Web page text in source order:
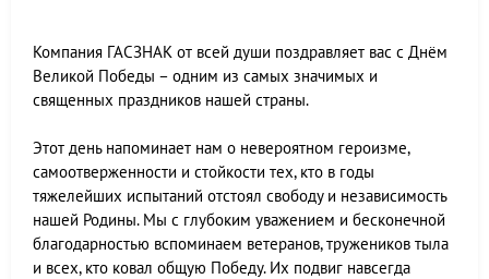
Компания ГАСЗНАК от всей души поздравляет вас с Днём
Великой Победы – одним из самых значимых и
священных праздников нашей страны.
Этот день напоминает нам о невероятном героизме,
самоотверженности и стойкости тех, кто в годы
тяжелейших испытаний отстоял свободу и независимость
нашей Родины. Мы с глубоким уважением и бесконечной
благодарностью вспоминаем ветеранов, тружеников тыла
и всех, кто ковал общую Победу. Их подвиг навсегда